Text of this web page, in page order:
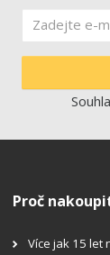
Proč
Více jak 15 let